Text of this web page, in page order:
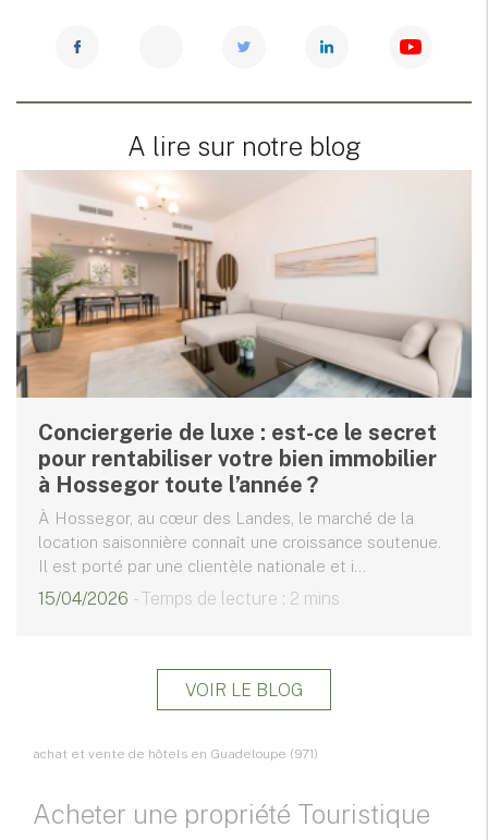
A lire sur notre blog
Conciergerie de luxe : est-ce le secret
pour rentabiliser votre bien immobilier
à Hossegor toute l’année ?
À Hossegor, au cœur des Landes, le marché de la
location saisonnière connaît une croissance soutenue.
Il est porté par une clientèle nationale et i...
15/04/2026 - Temps de lecture : 2 mins
VOIR LE BLOG
achat et vente de hôtels en Guadeloupe (971)
Acheter une propriété Touristique